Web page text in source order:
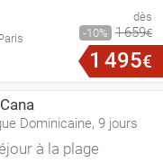
dès
10
1659€
1 495€
Dominicaine, 9 jours
à la plage